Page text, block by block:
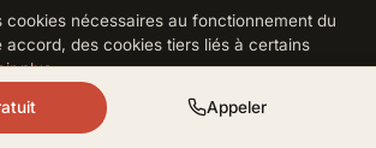
pratique, ne pilotez pas “à la
: anticipez l’inventaire, les
le rapprochement bancaire et
les points qui ralentissent le plus
Appeler
cookies nécessaires au fonctionnement du
accord, des cookies tiers liés à certains
plus.
Accepter